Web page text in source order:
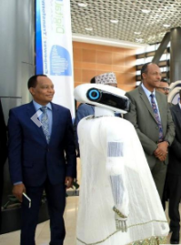
Previous